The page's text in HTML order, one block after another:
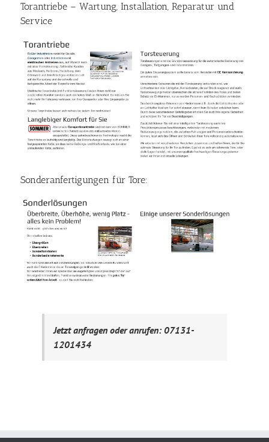
Torantriebe – Wartung, Installation, Reparatur und
Service
Sonderanfertigungen für Tore:
Jetzt anfragen oder anrufen: 07131-
1201434